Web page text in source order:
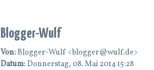
Blogger-Wulf
Von:Blogger-Wulf <blogger@wulf.de>
Datum:Donnerstag, 08. Mai 2014 15:28